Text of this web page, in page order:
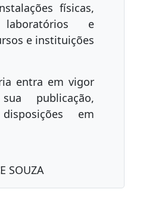
físicas,
laboratórios e
e instituições
entra em vigor
publicação,
em
SOUZA